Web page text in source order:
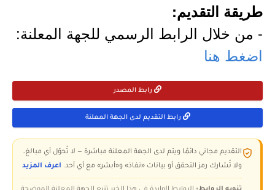
طريقة التقديم:
- من خلال الرابط الرسمي للجهة المعلنة:
اضغط هنا
رابط المصدر
رابط التقديم لدى الجهة المعلنة
التقديم مجاني دائمًا ويتم لدى الجهة المعلنة مباشرة — لا تُحوّل أي مبالغ،
ولا تُشارك رمز التحقق أو بيانات «نفاذ» و«أبشر» مع أي أحد. اعرف المزيد